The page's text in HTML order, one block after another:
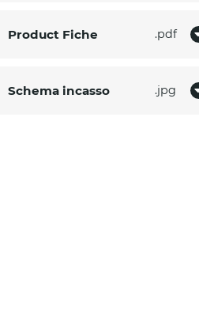
Product Fiche pdf
Schema incasso jpg